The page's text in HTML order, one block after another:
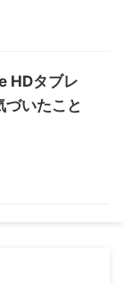
HDタブレ
づいたこと